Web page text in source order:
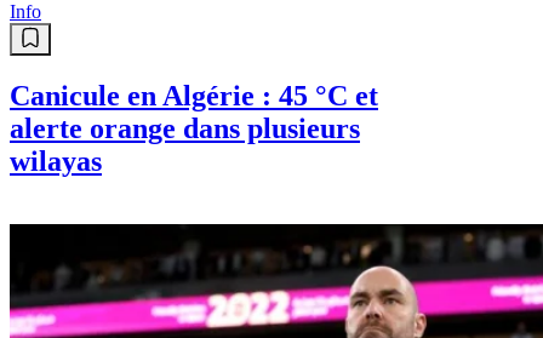
Info
Canicule en Algérie : 45 °C et
alerte orange dans plusieurs
wilayas